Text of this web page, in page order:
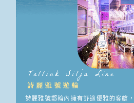
Tallink Silja Line
詩麗雅號遊輪
詩麗雅號郵輪內擁有舒適優雅的客艙